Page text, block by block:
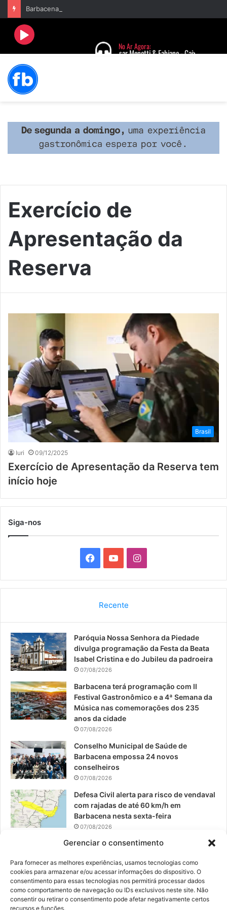
Gerenciar o consentimento
Para fornecer as melhores experiências, usamos tecnologias como
cookies para armazenar e/ou acessar informações do dispositivo. O
consentimento para essas tecnologias nos permitirá processar dados
como comportamento de navegação ou IDs exclusivos neste site. Não
consentir ou retirar o consentimento pode afetar negativamente certos
recursos e funções.
Exercício de
Apresentação da
Reserva
Brasil
Iuri 09/12/2025
Exercício de Apresentação da Reserva tem
início hoje
Siga-nos
a
b
o
k
o
u
b
I
n
a
g
a
Recente
Paróquia Nossa Senhora da Piedade
divulga programação da Festa da Beata
Isabel Cristina e do Jubileu da padroeira
07/08/2026
Barbacena terá programação com II
Festival Gastronômico e a 4ª Semana da
Música nas comemorações dos 235
anos da cidade
07/08/2026
Conselho Municipal de Saúde de
Barbacena empossa 24 novos
conselheiros
07/08/2026
Defesa Civil alerta para risco de vendaval
com rajadas de até 60 km/h em
Barbacena nesta sexta-feira
07/08/2026
EPCAR tem a melhor nota do IDEB no
06/08/2026